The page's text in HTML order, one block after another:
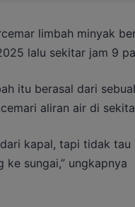
limbah minyak
lalu sekitar jam 9
itu berasal dari
aliran air di
kapal, tapi tidak
ke sungai,” ungkapnya